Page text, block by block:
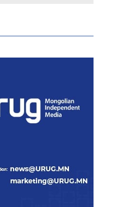
багш, сурагчид руу гал
АИ-92 автобензин
тогтмол нийлүүлэх хүсэлт
тавилаа